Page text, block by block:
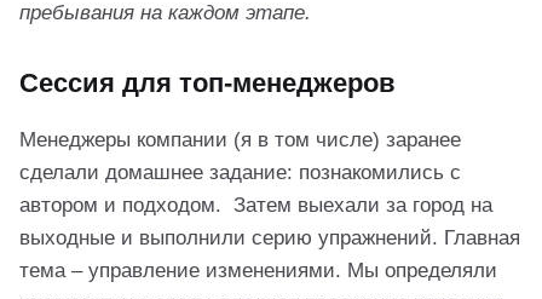
пребывания на каждом этапе.
Сессия для топ-менеджеров
Менеджеры компании (я в том числе) заранее
сделали домашнее задание: познакомились с
автором и подходом. Затем выехали за город на
выходные и выполнили серию упражнений. Главная
тема – управление изменениями. Мы определяли